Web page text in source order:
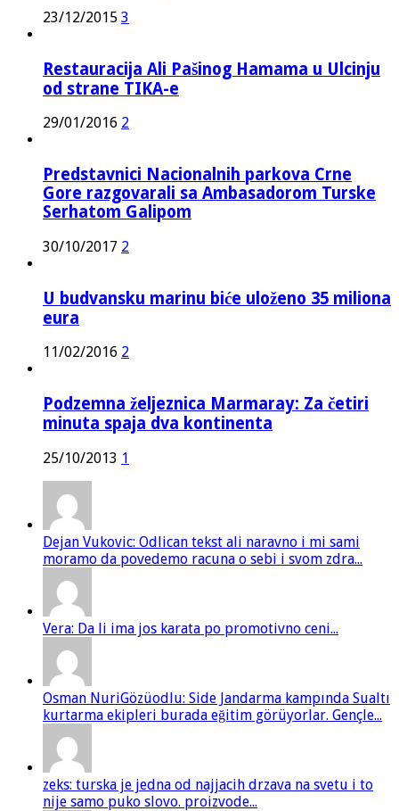
23/12/2015 3
Restauracija Ali Pašinog Hamama u Ulcinju
od strane TIKA-e
29/01/2016 2
Predstavnici Nacionalnih parkova Crne
Gore razgovarali sa Ambasadorom Turske
Serhatom Galipom
30/10/2017 2
U budvansku marinu biće uloženo 35 miliona
eura
11/02/2016 2
Podzemna željeznica Marmaray: Za četiri
minuta spaja dva kontinenta
25/10/2013 1
Dejan Vukovic: Odlican tekst ali naravno i mi sami
moramo da povedemo racuna o sebi i svom zdra...
Vera: Da li ima jos karata po promotivno ceni...
Osman NuriGözüodlu: Side Jandarma kampında Sualtı
kurtarma ekipleri burada eğitim görüyorlar. Gençle...
zeks: turska je jedna od najjacih drzava na svetu i to
nije samo puko slovo. proizvode...